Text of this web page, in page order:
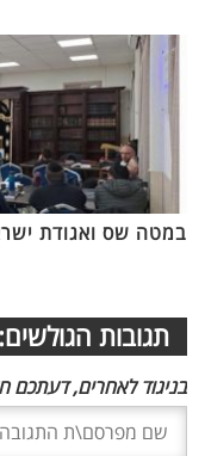
במטה שס ואגודת
תגובות הגולשים:
בניגוד לאחרים, דעתכם